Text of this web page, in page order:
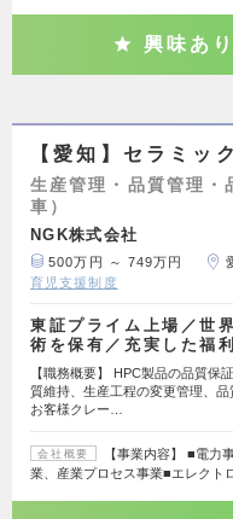
興味あり
【愛知】セラミッ
生産管理・品質管理・
車）
NGK株式会社
500万円 ～ 749万円
育児支援制度
東証プライム上場／世
術を保有／充実した福
【職務概要】 HPC製品の品質保
質維持、生産工程の変更管理、品
お客様クレー…
会社概要
【事業内容】 ■電
業、産業プロセス事業■エレクト